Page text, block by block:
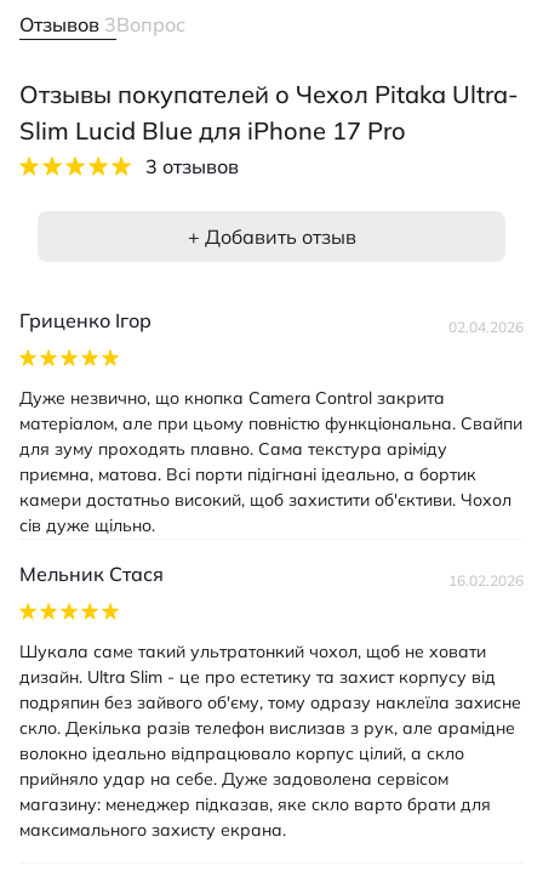
Отзывов 3Вопрос
Отзывы покупателей о Чехол Pitaka Ultra-
Slim Lucid Blue для iPhone 17 Pro
3 отзывов
+ Добавить отзыв
Гриценко Ігор 02.04.2026
Дуже незвично, що кнопка Camera Control закрита
матеріалом, але при цьому повністю функціональна. Свайпи
для зуму проходять плавно. Сама текстура аріміду
приємна, матова. Всі порти підігнані ідеально, а бортик
камери достатньо високий, щоб захистити об'єктиви. Чохол
сів дуже щільно.
Мельник Стася 16.02.2026
Шукала саме такий ультратонкий чохол, щоб не ховати
дизайн. Ultra Slim - це про естетику та захист корпусу від
подряпин без зайвого об'єму, тому одразу наклеїла захисне
скло. Декілька разів телефон вислизав з рук, але арамідне
волокно ідеально відпрацювало корпус цілий, а скло
прийняло удар на себе. Дуже задоволена сервісом
магазину: менеджер підказав, яке скло варто брати для
максимального захисту екрана.